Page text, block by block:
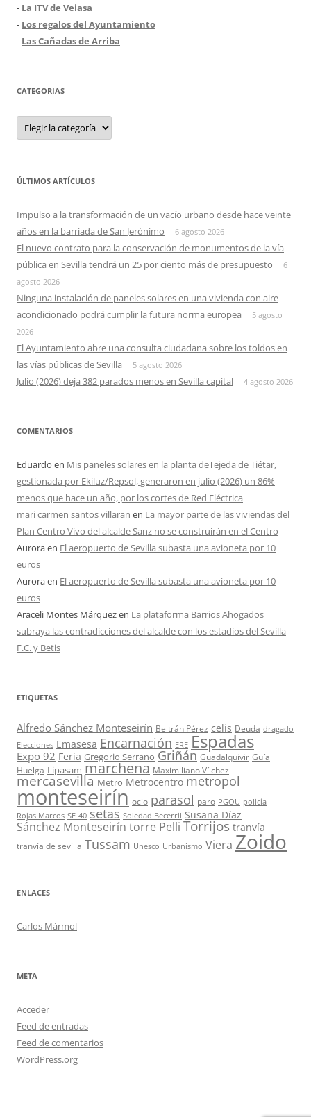
- La ITV de Veiasa
- Los regalos del Ayuntamiento
- Las Cañadas de Arriba
CATEGORIAS
Categorias
ÚLTIMOS ARTÍCULOS
Impulso a la transformación de un vacío urbano desde hace veinte
años en la barriada de San Jerónimo
6 agosto 2026
El nuevo contrato para la conservación de monumentos de la vía
pública en Sevilla tendrá un 25 por ciento más de presupuesto
6
agosto 2026
Ninguna instalación de paneles solares en una vivienda con aire
acondicionado podrá cumplir la futura norma europea
5 agosto
2026
El Ayuntamiento abre una consulta ciudadana sobre los toldos en
las vías públicas de Sevilla
5 agosto 2026
Julio (2026) deja 382 parados menos en Sevilla capital 4 agosto 2026
COMENTARIOS
Eduardo en Mis paneles solares en la planta deTejeda de Tiétar,
gestionada por Ekiluz/Repsol, generaron en julio (2026) un 86%
menos que hace un año, por los cortes de Red Eléctrica
mari carmen santos villaran en La mayor parte de las viviendas del
Plan Centro Vivo del alcalde Sanz no se construirán en el Centro
Auroraen El aeropuerto de Sevilla subasta una avioneta por 10
euros
Auroraen El aeropuerto de Sevilla subasta una avioneta por 10
euros
Araceli Montes Márquezen La plataforma Barrios Ahogados
subraya las contradicciones del alcalde con los estadios del Sevilla
F.C. y Betis
ETIQUETAS
Alfredo Sánchez Monteseirín Beltrán Pérez celis Deuda dragado
Elecciones Emasesa Encarnación ERE Espadas
Expo 92 Feria Gregorio Serrano Griñán Guadalquivir Guía
Huelga Lipasam marchena Maximiliano Vílchez
mercasevilla Metro Metrocentro metropol
monteseirín ocio parasol paro PGOU policía
Rojas Marcos SE-40 setas Soledad Becerril Susana Díaz
Sánchez Monteseirín torre Pelli Torrijos tranvía
tranvía de sevilla Tussam Unesco Urbanismo Viera Zoido
ENLACES
Carlos Mármol
META
Acceder
Feed de entradas
Feed de comentarios
WordPress.org